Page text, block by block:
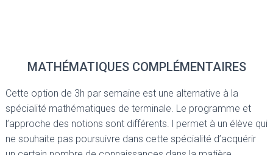
MATHÉMATIQUES COMPLÉMENTAIRES
Cette option de 3h par semaine est une alternative à la
spécialité mathématiques de terminale. Le programme et
l’approche des notions sont différents. l permet à un élève qui
ne souhaite pas poursuivre dans cette spécialité d’acquérir